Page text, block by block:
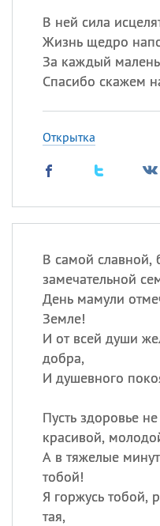
В ней сила
Жизнь щедро
За каждый
Спасибо скажем
Открытка
В самой славной,
замечательной
День мамули
Земле!
И от всей души
добра,
И душевного
Пусть здоровье
красивой,
А в тяжелые
тобой!
Я горжусь тобой,
тая,